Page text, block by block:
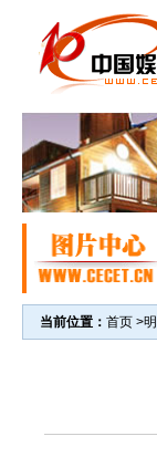
当前位置： 首页 >